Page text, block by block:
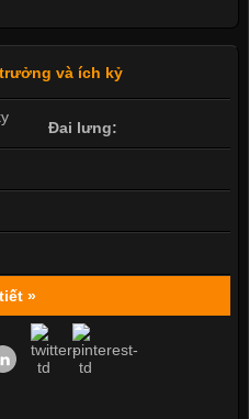
và ích kỷ
Đai lưng:
»